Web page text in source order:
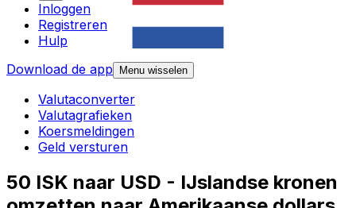
Inloggen
Registreren
Hulp
Download de app
Menu wisselen
Valutaconverter
Valutagrafieken
Koersmeldingen
Geld versturen
50 ISK naar USD - IJslandse kronen